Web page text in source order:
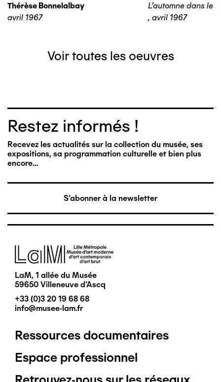
Thérèse Bonnelalbay
avril 1967
L'automne dans les
, avril 1967
Voir toutes les oeuvres
Restez informés !
Recevez les actualités sur la collection du musée, ses
expositions, sa programmation culturelle et bien plus
encore…
S'abonner à la newsletter
Image
LaM, 1 allée du Musée
59650 Villeneuve d'Ascq
+33 (0)3 20 19 68 68
info@musee-lam.fr
Pied
de
Ressources documentaires
Espace professionnel